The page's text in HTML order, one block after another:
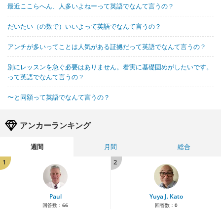
最近ここらへん、人多いよねーって英語でなんて言うの？
だいたい（の数で）いいよって英語でなんて言うの？
アンチが多いってことは人気がある証拠だって英語でなんて言うの？
別にレッスンを急ぐ必要はありません。着実に基礎固めがしたいです。
って英語でなんて言うの？
〜と同額って英語でなんて言うの？
アンカーランキング
週間 月間
総合
1
Paul
回答数： 66
2
Yuya J. Kato
回答数： 0